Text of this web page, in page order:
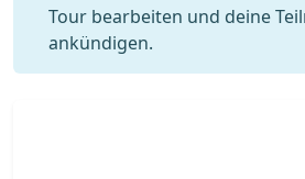
Tour bearbeiten und deine
ankündigen.